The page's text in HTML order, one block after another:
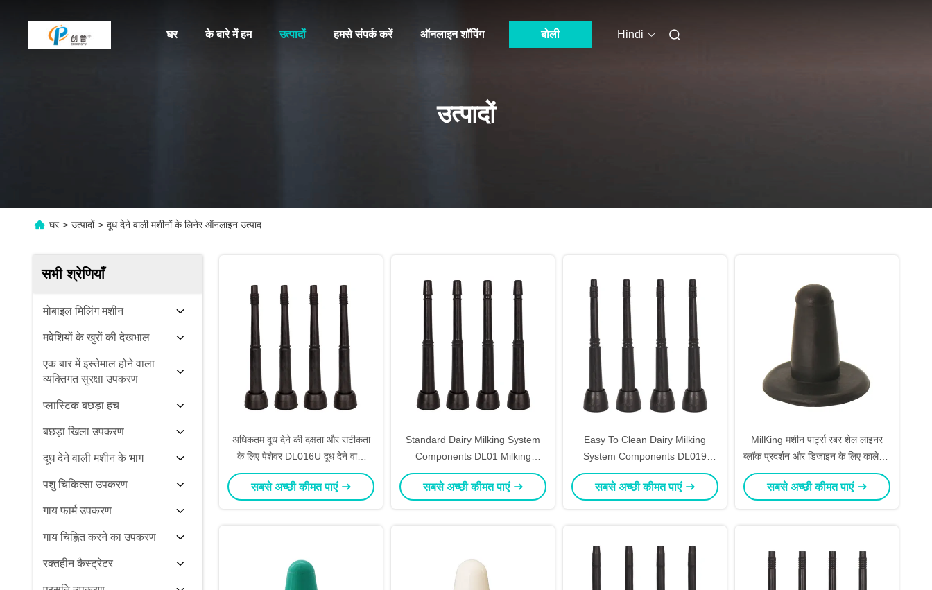
घर के बारे में हम उत्पादों हमसे संपर्क करें ऑनलाइन शॉपिंग बोली Hindi
उत्पादों
घर > उत्पादों > दूध देने वाली मशीनों के लिनेर ऑनलाइन उत्पाद
सभी श्रेणियाँ
मोबाइल मिलिंग मशीन
मवेशियों के खुरों की देखभाल
एक बार में इस्तेमाल होने वाला
व्यक्तिगत सुरक्षा उपकरण
प्लास्टिक बछड़ा हच
बछड़ा खिला उपकरण
दूध देने वाली मशीन के भाग
पशु चिकित्सा उपकरण
गाय फार्म उपकरण
गाय चिह्नित करने का उपकरण
रक्तहीन कैस्ट्रेटर
अधिकतम दूध देने की दक्षता और सटीकता
के लिए पेशेवर DL016U दूध देने वाली
मशीन लाइनर
सबसे अच्छी कीमत पाएं
Standard Dairy Milking System
Components DL01 Milking
Machine Liner The Ultimate
Solution for Your Farm
सबसे अच्छी कीमत पाएं
Easy To Clean Dairy Milking
System Components DL019
Milking Liner for Smooth Milking
Pack Of 4
सबसे अच्छी कीमत पाएं
MilKing मशीन पार्ट्स रबर शेल लाइनर
ब्लॉक प्रदर्शन और डिजाइन के लिए काले रंग
के साथ
सबसे अच्छी कीमत पाएं